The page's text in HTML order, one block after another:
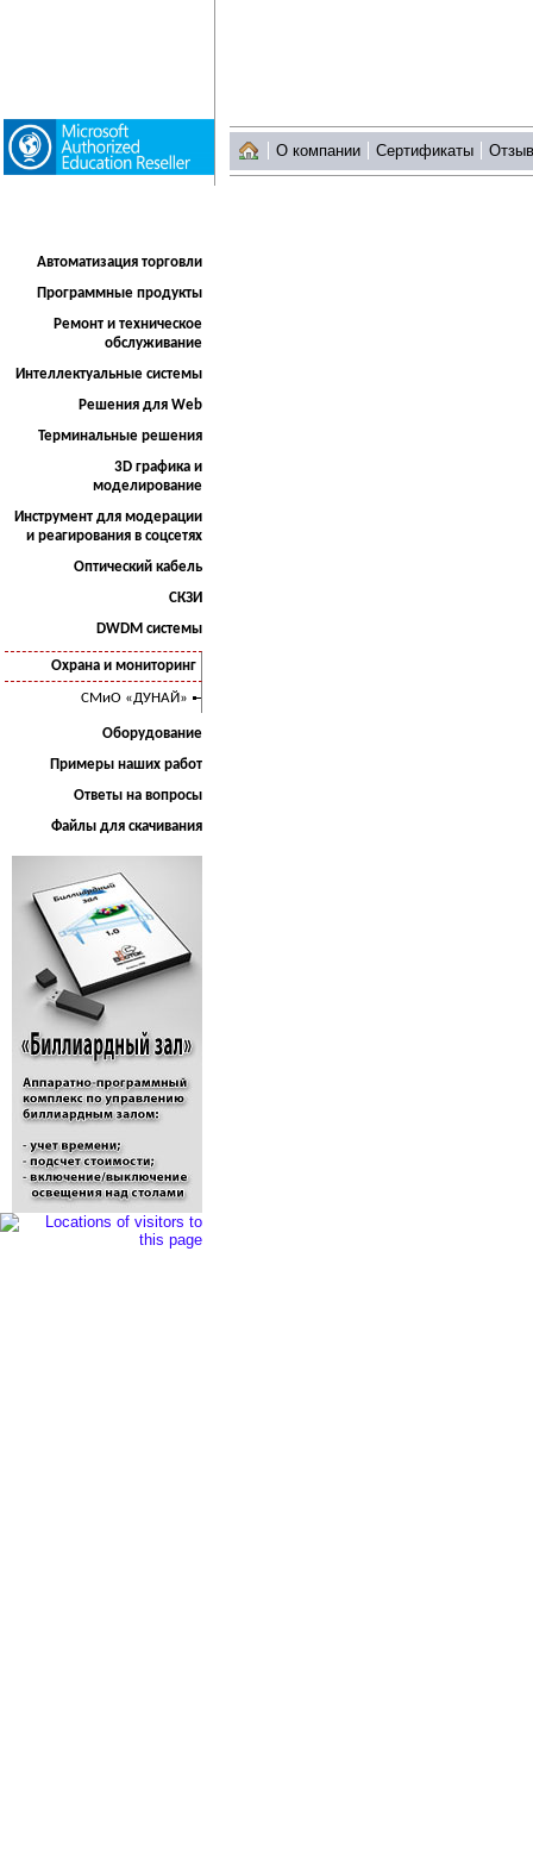
Автоматизация торговли
Программные продукты
Ремонт и техническое
обслуживание
Интеллектуальные системы
Решения для Web
Терминальные решения
3D графика и
моделирование
Инструмент для модерации
и реагирования в соцсетях
Оптический кабель
СКЗИ
DWDM системы
Охрана и мониторинг
СМиО «ДУНАЙ»
Оборудование
Примеры наших работ
Ответы на вопросы
Файлы для скачивания
О компании Сертификаты